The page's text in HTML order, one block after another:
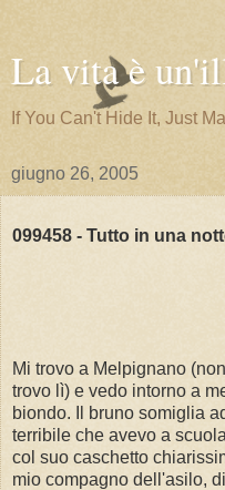
La vita è
If You Can't Hide It, Just
giugno 26, 2005
099458 - Tutto in una
Mi trovo a Melpignano
trovo lì) e vedo intorno a
biondo. Il bruno somiglia
terribile che avevo a
col suo caschetto
mio compagno dell'asilo,